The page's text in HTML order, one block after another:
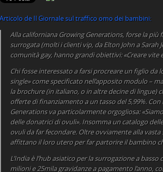
Articolo de Il Giornale sul traffico omo dei bambini:
Alla californiana Growing Generations, forse la più
surrogata (molti i clienti vip, da Elton John a Sarah
comunità gay, hanno grandi obiettivi: «Creare vite
Chi fosse interessato a farsi procreare un figlio da
single» come specificato nell’apposito modulo –
la brochure (in italiano, o in altre decine di lingue)
offerte di finanziamento a un tasso del 5,99%.
Generations va particolarmente orgogliosa:
delle donatrici di ovuli». Insomma un catalogo
ovuli da far fecondare. Oltre ovviamente alla
affittano il loro utero per far partorire il bambino
L’India è l’hub asiatico per la surrogazione a
milioni e 25mila gravidanze a pagamento l’anno,